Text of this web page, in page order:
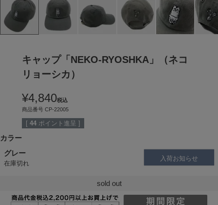
キャップ「NEKO-RYOSHKA」（ネコ
リョーシカ）
¥4,840税込
商品番号 CP-22005
[ 44 ポイント進呈 ]
カラー
グレー
在庫切れ
入荷お知らせ
sold out